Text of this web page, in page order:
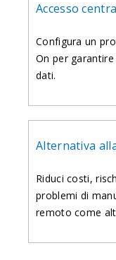
Accesso
Configura un
On per
dati.
Alternativa
Riduci costi,
problemi di
remoto come